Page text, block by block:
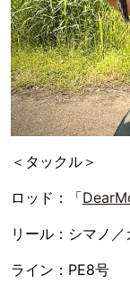
＜タックル＞
ロッド：「
リール：シマノ
ライン：PE8号